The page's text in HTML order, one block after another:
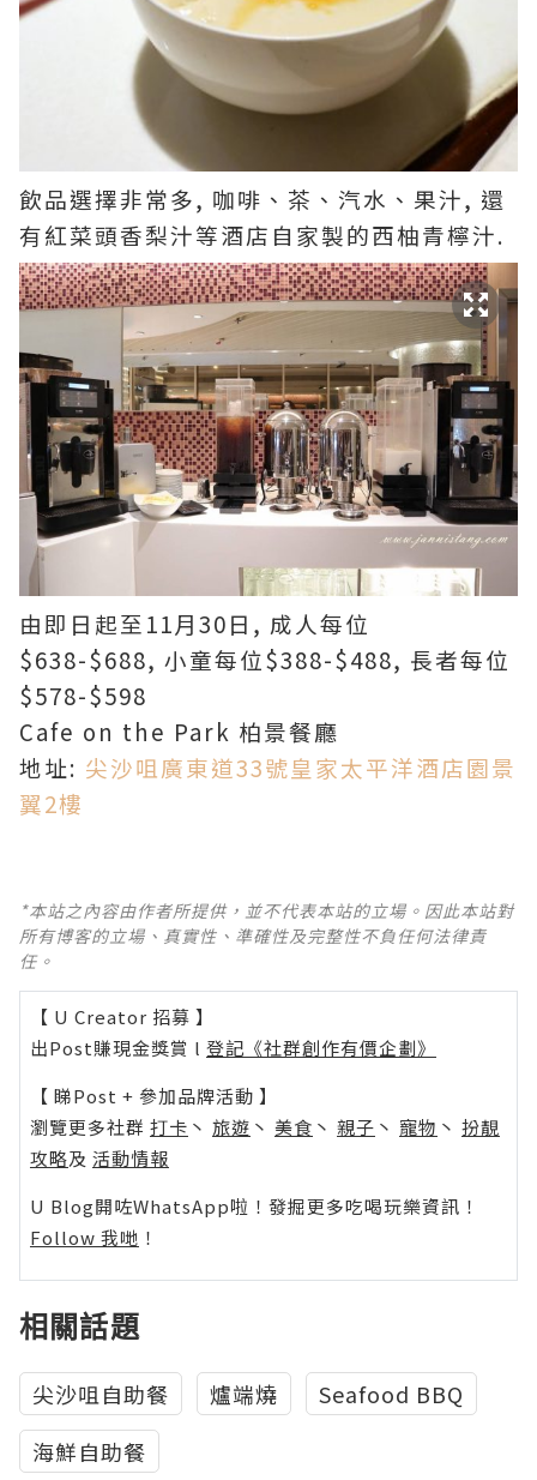
飲品選擇非常多, 咖啡、茶、汽水、果汁, 還
有紅菜頭香梨汁等酒店自家製的西柚青檸汁.
由即日起至11月30日, 成人每位
$638-$688, 小童每位$388-$488, 長者每位
$578-$598
Cafe on the Park 柏景餐廳
地址: 尖沙咀廣東道33號皇家太平洋酒店園景
翼2樓
*本站之內容由作者所提供，並不代表本站的立場。因此本站對
所有博客的立場、真實性、準確性及完整性不負任何法律責
任。
【 U Creator 招募 】
出Post賺現金獎賞 l 登記《社群創作有價企劃》
【 睇Post + 參加品牌活動 】
瀏覽更多社群 打卡 丶 旅遊 丶 美食 丶 親子 丶 寵物 丶 扮靚
攻略及 活動情報
U Blog開咗WhatsApp啦！發掘更多吃喝玩樂資訊！
Follow 我哋 ！
相關話題
尖沙咀自助餐 爐端燒
Seafood BBQ
海鮮自助餐